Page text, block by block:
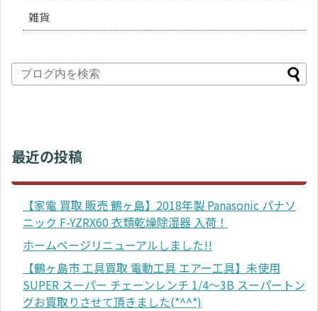
雑貨
最近の投稿
【家電 買取 販売 鶴ヶ島】2018年製 Panasonic パナソ
ニック F-YZRX60 衣類乾燥除湿器 入荷！
ホームページリニューアルしました!!
【鶴ヶ島市 工具買取 電動工具 エアー工具】未使用
SUPER スーパー チェーンレンチ 1/4～3B スーパートン
グお買取りさせて頂きました(*^^*)